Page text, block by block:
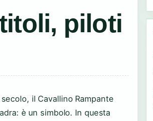
piloti
il Cavallino Rampante
è un simbolo. In questa